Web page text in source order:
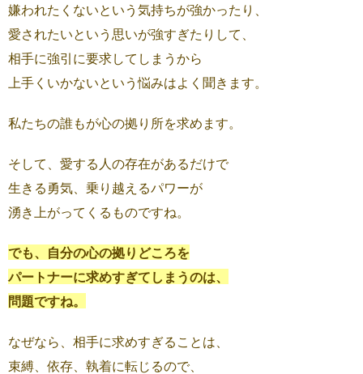
嫌われたくないという気持ちが強かったり、
愛されたいという思いが強すぎたりして、
相手に強引に要求してしまうから
上手くいかないという悩みはよく聞きます。
私たちの誰もが心の拠り所を求めます。
そして、愛する人の存在があるだけで
生きる勇気、乗り越えるパワーが
湧き上がってくるものですね。
でも、自分の心の拠りどころを
パートナーに求めすぎてしまうのは、
問題ですね。
なぜなら、相手に求めすぎることは、
束縛、依存、執着に転じるので、